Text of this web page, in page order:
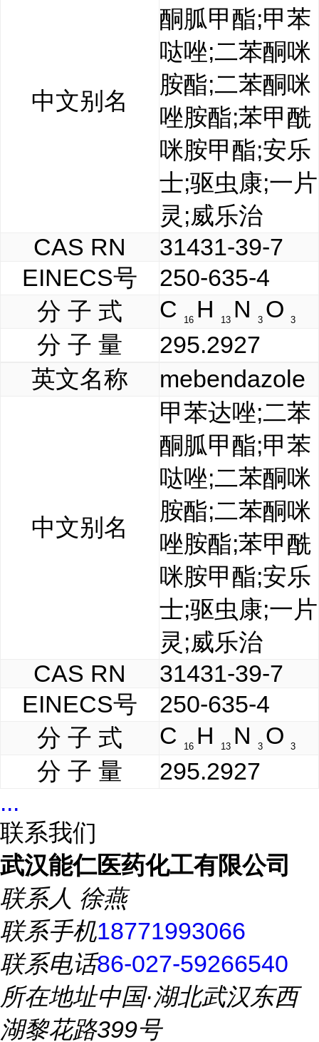
中文别名
酮胍甲酯;甲苯
哒唑;二苯酮咪
胺酯;二苯酮咪
唑胺酯;苯甲酰
咪胺甲酯;安乐
士;驱虫康;一片
灵;威乐治
CAS RN
31431-39-7
EINECS号
250-635-4
分 子 式
C 16 H 13 N 3 O 3
分 子 量
295.2927
英文名称
mebendazole
中文别名
甲苯达唑;二苯
酮胍甲酯;甲苯
哒唑;二苯酮咪
胺酯;二苯酮咪
唑胺酯;苯甲酰
咪胺甲酯;安乐
士;驱虫康;一片
灵;威乐治
CAS RN
31431-39-7
EINECS号
250-635-4
分 子 式
C 16 H 13 N 3 O 3
分 子 量
295.2927
...
联系我们
武汉能仁医药化工有限公司
联系人 徐燕
联系手机18771993066
联系电话86-027-59266540
所在地址中国·湖北武汉东西
湖黎花路399号